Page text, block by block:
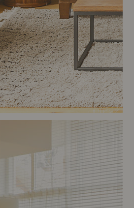
# リビング